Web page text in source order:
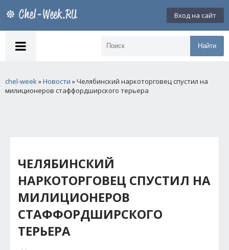
Вход на сайт
Найти
chel-week»Новости » Челябинский наркоторговец спустил на
милиционеров стаффордширского терьера
ЧЕЛЯБИНСКИЙ
НАРКОТОРГОВЕЦ СПУСТИЛ НА
МИЛИЦИОНЕРОВ
СТАФФОРДШИРСКОГО
ТЕРЬЕРА